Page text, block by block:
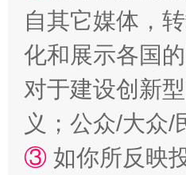
自其它媒体，
化和展示各国
对于建设创新
义；公众/大众
③ 如你所反映